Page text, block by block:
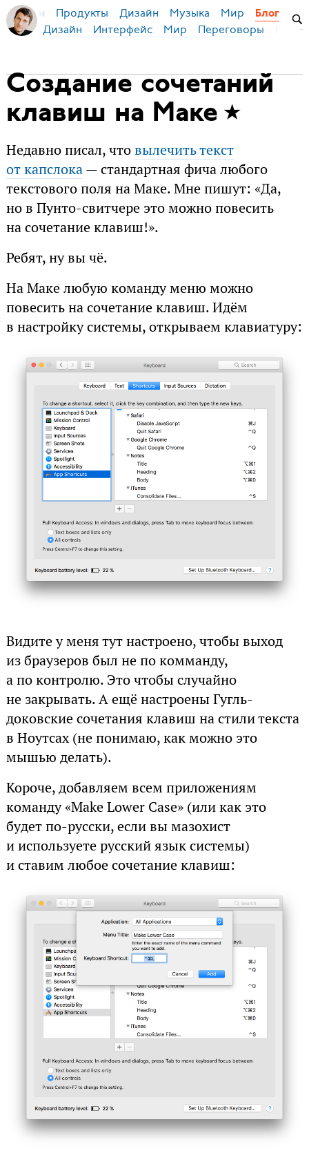
Бирман Продукты Дизайн Музыка Мир Блог
Дизайн Интерфейс Мир Переговоры
Создание сочетаний
клавиш на Маке
Недавно писал, чтовылечить текст
от капслока— стандартная фича любого
текстового поля на Маке. Мне пишут: «Да,
но в Пунто-свитчере это можно повесить
на сочетание клавиш!».
Ребят, ну вы чё.
На Маке любую команду меню можно
повесить на сочетание клавиш. Идём
в настройку системы, открываем клавиатуру:
Видите у меня тут настроено, чтобы выход
из браузеров был не по комманду,
а по контролю. Это чтобы случайно
не закрывать. А ещё настроены Гугль-
доковские сочетания клавиш на стили текста
в Ноутсах (не понимаю, как можно это
мышью делать).
Короче, добавляем всем приложениям
команду «Make Lower Case» (или как это
будет по-русски, если вы мазохист
и используете русский язык системы)
и ставим любое сочетание клавиш: